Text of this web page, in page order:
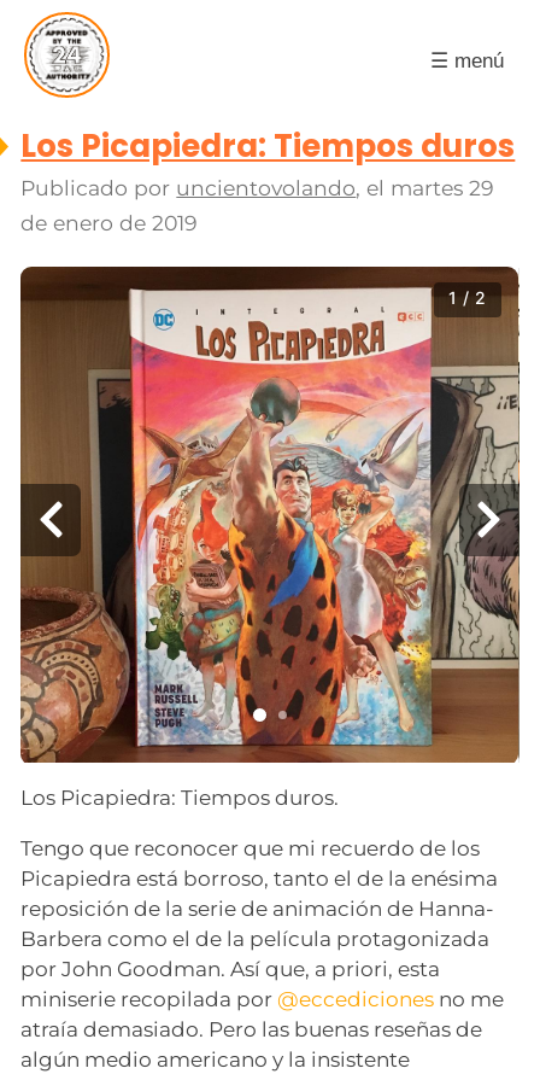
☰ menú
Los Picapiedra: Tiempos duros
Publicado por uncientovolando, el martes 29
de enero de 2019
1 / 2
Los Picapiedra: Tiempos duros.
Tengo que reconocer que mi recuerdo de los
Picapiedra está borroso, tanto el de la enésima
reposición de la serie de animación de Hanna-
Barbera como el de la película protagonizada
por John Goodman. Así que, a priori, esta
miniserie recopilada por @eccediciones no me
atraía demasiado. Pero las buenas reseñas de
algún medio americano y la insistente